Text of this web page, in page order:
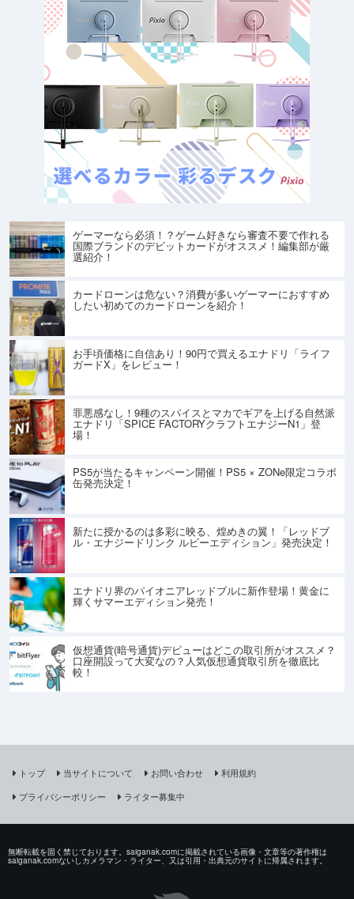
ゲーマーなら必須！？ゲーム好きなら審査不要で作れる
国際ブランドのデビットカードがオススメ！編集部が厳
選紹介！
カードローンは危ない？消費が多いゲーマーにおすすめ
したい初めてのカードローンを紹介！
お手頃価格に自信あり！90円で買えるエナドリ「ライフ
ガードX」をレビュー！
罪悪感なし！9種のスパイスとマカでギアを上げる自然派
エナドリ「SPICE FACTORYクラフトエナジーN1」登
場！
PS5が当たるキャンペーン開催！PS5 × ZONe限定コラボ
缶発売決定！
新たに授かるのは多彩に映る、煌めきの翼！「レッドブ
ル・エナジードリンク ルビーエディション」発売決定！
エナドリ界のパイオニアレッドブルに新作登場！黄金に
輝くサマーエディション発売！
仮想通貨(暗号通貨)デビューはどこの取引所がオススメ？
口座開設って大変なの？人気仮想通貨取引所を徹底比
較！
トップ 当サイトについて お問い合わせ
利用規約
プライバシーポリシー
ライター募集中
無断転載を固く禁じております。saiganak.comに掲載されている画像・文章等の著作権は
saiganak.comないしカメラマン・ライター、又は引用・出典元のサイトに帰属されます。